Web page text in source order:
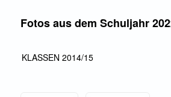
Fotos aus dem Schuljahr
KLASSEN 2014/15